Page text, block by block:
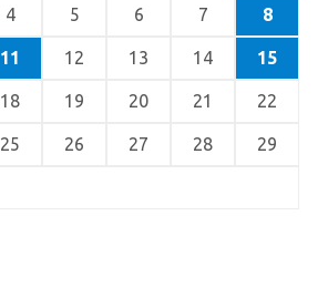
4 5 6 7 8
11 12 13 14 15
18 19 20 21 22
25 26 27 28 29